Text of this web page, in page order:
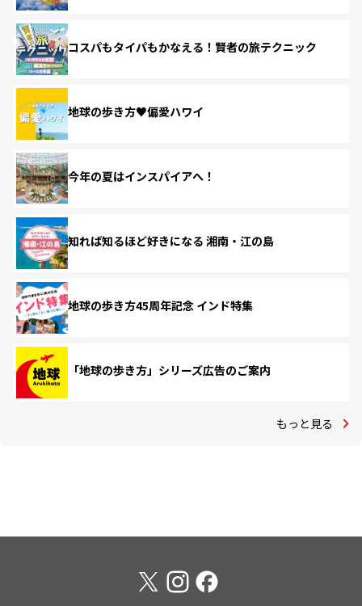
コスパもタイパもかなえる！賢者の旅テクニック
地球の歩き方♥偏愛ハワイ
今年の夏はインスパイアへ！
知れば知るほど好きになる 湘南・江の島
地球の歩き方45周年記念 インド特集
「地球の歩き方」シリーズ広告のご案内
もっと見る